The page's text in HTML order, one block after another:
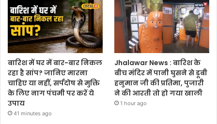
बारिश में घर में बार-बार निकल
रहा है सांप? जानिए मारना
चाहिए या नहीं, सर्पदोष से मुक्ति
के लिए नाग पंचमी पर करें ये
उपाय
41 minutes ago
Jhalawar News : बारिश के
बीच मंदिर में पानी घुसने से डूबी
हनुमान जी की प्रतिमा, पुजारी
ने की आरती तो हो गया खाली
1 hour ago